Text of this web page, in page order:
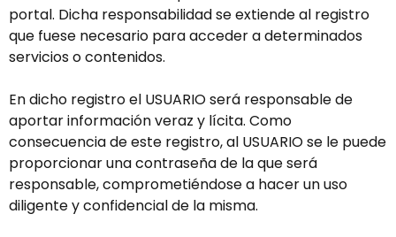
portal. Dicha responsabilidad se extiende al registro
que fuese necesario para acceder a determinados
servicios o contenidos.
En dicho registro el USUARIO será responsable de
aportar información veraz y lícita. Como
consecuencia de este registro, al USUARIO se le puede
proporcionar una contraseña de la que será
responsable, comprometiéndose a hacer un uso
diligente y confidencial de la misma.